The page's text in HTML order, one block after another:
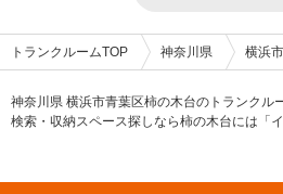
トランクルームTOP 神奈川県 横浜
神奈川県 横浜市青葉区柿の木台のトランクル
検索・収納スペース探しなら柿の木台には「
マリンボックス,ユアスペース,加瀬のトラン
ています。借りたい地域から探して、広さ・
備・24時間出し入れ可能などの希望条件で絞